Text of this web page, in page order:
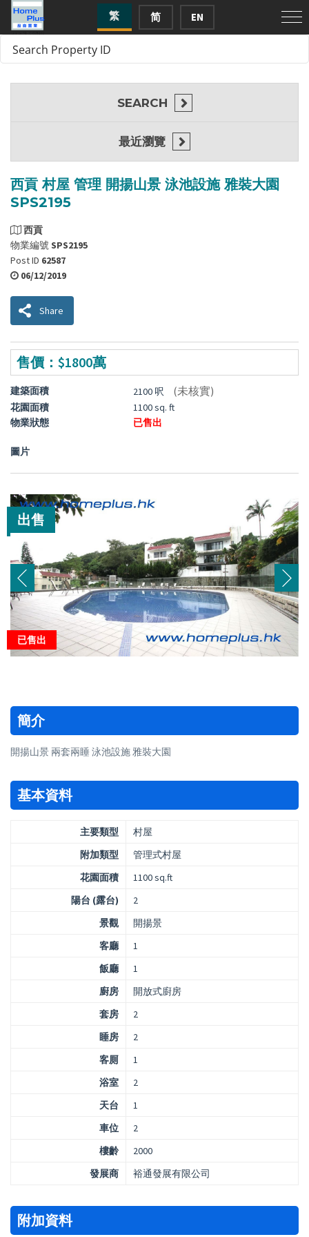
繁 简 EN
西貢 村屋 管理 開揚山景 泳池設施 雅裝大園
SPS2195
西貢
物業編號SPS2195
Post ID 62587
06/12/2019
Share
售價：$1800萬
建築面積 2100 呎 (未核實)
花園面積
1100 sq. ft
物業狀態
已售出
圖片
出售
已售出
簡介
開揚山景 兩套兩睡 泳池設施 雅裝大園
基本資料
主要類型
村屋
附加類型
管理式村屋
花園面積
1100 sq.ft
陽台 (露台)
2
景觀
開揚景
客廳
1
飯廳
1
廚房
開放式廚房
套房
2
睡房
2
客厠
1
浴室
2
天台
1
車位
2
樓齡
2000
發展商
裕通發展有限公司
附加資料
SEARCH
最近瀏覽